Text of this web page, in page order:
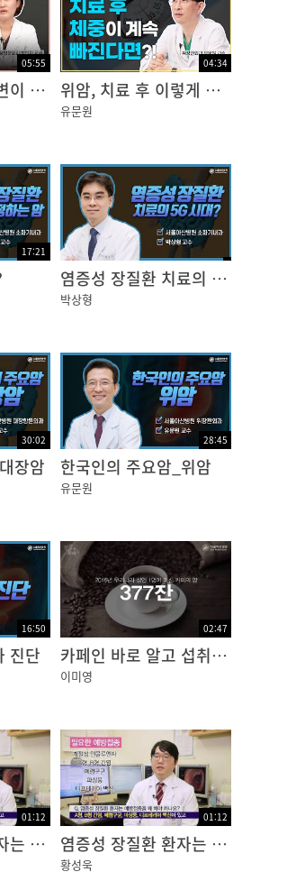
쳐서
능합니다.
05:55
변비가 심하고 혈변이 나오면 대장암?!
04:34
위암, 치료 후 이렇게 관리하자
유문원
17:21
염증성 장질환 치료의 5G 시대
박상형
30:02
장암
28:45
한국인의 주요암_위암
유문원
16:50
진단
02:47
카페인 바로 알고 섭취하기 [건강플러스]
이미영
01:12
염증성 장질환 환자는 예방접종을 왜 해야 하고 어떤 접종을 해야 하나요?
01:12
염증성 장질환 환자는 임신할 수 있을까요? 염증성 장질환 치료제가 태아에게 안전한가요?
황성욱